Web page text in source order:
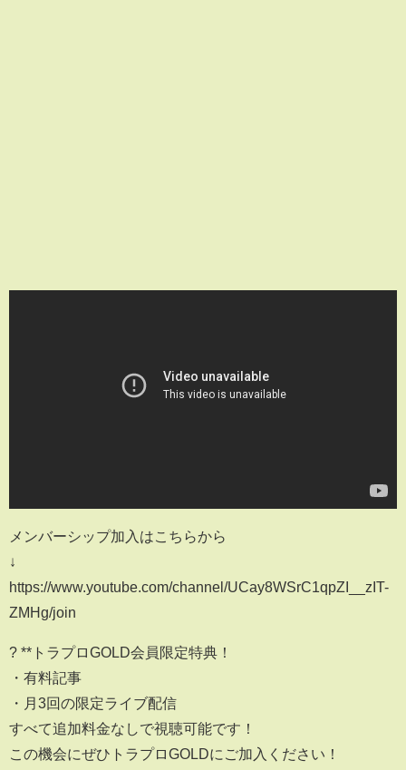
メンバーシップ加入はこちらから
↓
https://www.youtube.com/channel/UCay8WSrC1qpZI__zIT-
ZMHg/join
? **トラプロGOLD会員限定特典！
・有料記事
・月3回の限定ライブ配信
すべて追加料金なしで視聴可能です！
この機会にぜひトラプロGOLDにご加入ください！